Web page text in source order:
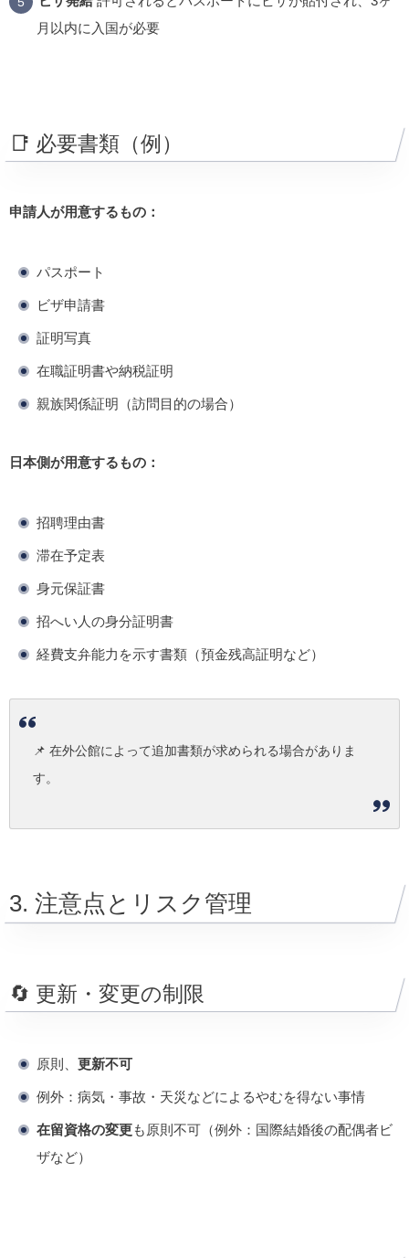
月以内に入国が必要
📑 必要書類（例）
申請人が用意するもの：
パスポート
ビザ申請書
証明写真
在職証明書や納税証明
親族関係証明（訪問目的の場合）
日本側が用意するもの：
招聘理由書
滞在予定表
身元保証書
招へい人の身分証明書
経費支弁能力を示す書類（預金残高証明など）
📌 在外公館によって追加書類が求められる場合がありま
す。
3. 注意点とリスク管理
🔄 更新・変更の制限
原則、 更新不可
例外：病気・事故・天災などによるやむを得ない事情
在留資格の変更も原則不可（例外：国際結婚後の配偶者ビ
ザなど）